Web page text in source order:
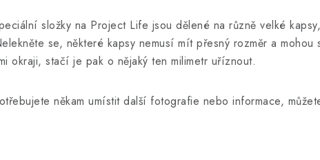
složky na Project Life jsou dělené na různě velké
se, některé kapsy nemusí mít přesný rozměr a mohou
okraji, stačí je pak o nějaký ten milimetr uříznout.
někam umístit další fotografie nebo informace,